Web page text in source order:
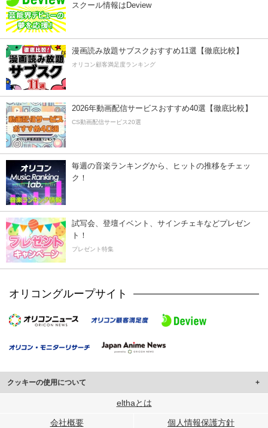
スクール情報はDeview
漫画読み放題サブスクおすすめ11選【徹底比較】
オリコン顧客満足度ランキング
2026年動画配信サービスおすすめ40選【徹底比較】
CS動画配信サービス20選
毎週の音楽ランキングから、ヒットの推移をチェッ
ク！
試写会、登壇イベント、サインチェキなどプレゼン
ト！
プレゼント特集
オリコングループサイト
クッキーの使用について
このサイトでは Cookie を使用して、ユーザーに合わせたコンテンツや広告の
行っています。
elthaとは
会社概要 個人情報保護方針